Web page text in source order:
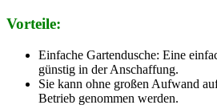
Vorteile:
Einfache Gartendusche: Eine
günstig in der Anschaffung.
Sie kann ohne großen Aufwand
Betrieb genommen werden.